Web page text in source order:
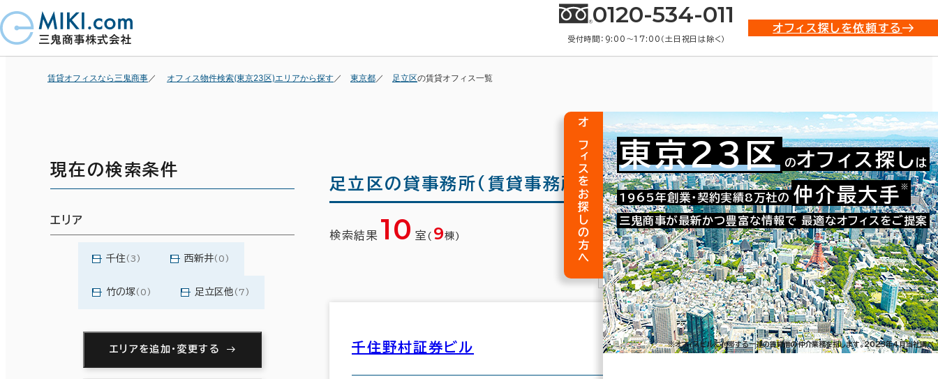
0120-534-011
受付時間：9:00〜17:00（土日祝日は除く）
オフィス探しを依頼する
賃貸オフィスなら三鬼商事 オフィス物件検索(東京23区)エリアから探す 東京都 足立区の賃貸オフィス一覧
足立区の貸事務所(賃貸事務所)・賃貸オフィス物件一覧
検索結果 10 室 ( 9棟) 条件で絞り込む
1
千住野村証券ビル
お問い合わせ番号：021-15193
現在の検索条件
エリア
千住(3) 西新井(0)
竹の塚(0) 足立区他 (7)
エリアを追加・変更する
オフィスをお探しの方へ 東京23区 のオフィス探し は
1965年創業・契約実績8万社の 仲介最大手 ※
三鬼商事が最新かつ豊富な情報で 最適なオフィスをご提案
※オフィスビルに付帯する一連の賃貸借の仲介業務を指します。2023年4月当社調べ